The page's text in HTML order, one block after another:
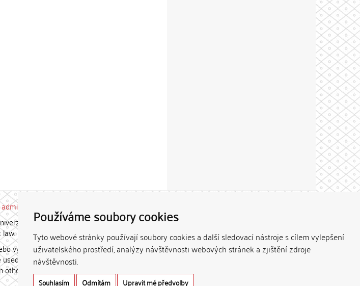
Používáme soubory cookies
Tyto webové stránky používají soubory cookies a další sledovací nástroje s cílem vylepšení
uživatelského prostředí, analýzy návštěvnosti webových stránek a zjištění zdroje
návštěvnosti.
Souhlasím Odmítám Upravit mé předvolby
repozitar [at] cuni.cz
Karlovy. / Each constituent
vydávány za studijní, vědeckou
for any commercial purposes
than the author.